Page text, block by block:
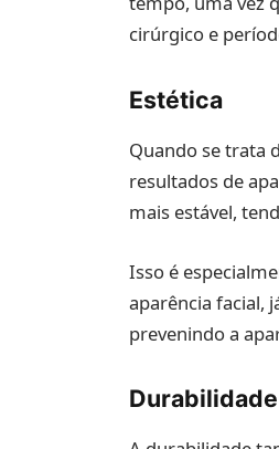
cirúrgico e
Estética
Quando se trata
resultados de
mais estável,
Isso é
aparência facial,
prevenindo a
Durabilidade